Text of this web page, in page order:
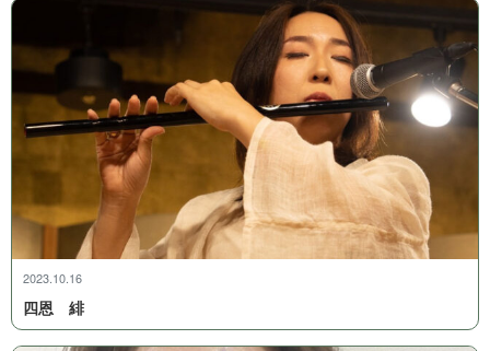
2023.10.16
四 恩 緋